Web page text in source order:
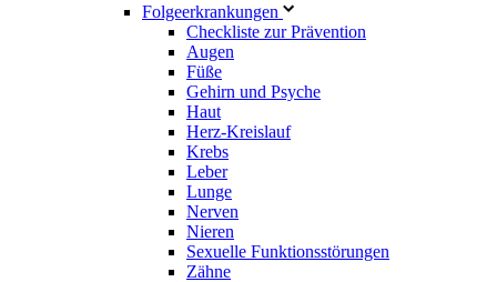
Fol­ge­er­kran­kun­gen
Checkliste zur Prävention
Augen
Füße
Gehirn und Psyche
Haut
Herz-Kreislauf
Krebs
Leber
Lunge
Nerven
Nieren
Sexuelle Funktionsstörungen
Zähne